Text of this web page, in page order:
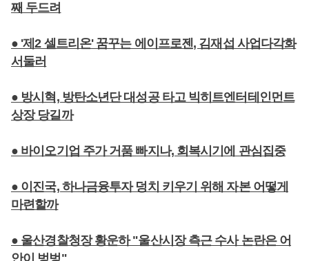
째 두드려
● '제2 셀트리온' 꿈꾸는 에이프로젠, 김재섭 사업다각화
서둘러
● 방시혁, 방탄소년단 대성공 타고 빅히트엔터테인먼트
상장 당길까
● 바이오기업 주가 거품 빠지나, 회복시기에 관심집중
● 이진국, 하나금융투자 덩치 키우기 위해 자본 어떻게
마련할까
● 울산경찰청장 황운하 "울산시장 측근 수사 논란은 어
안이 벙벙"